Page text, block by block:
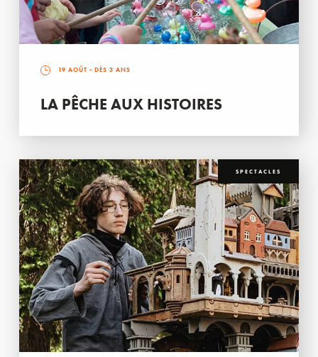
19 AOÛT - DÈS 3 ANS
LA PÊCHE AUX HISTOIRES
SPECTACLES